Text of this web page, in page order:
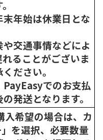
年始は休業日とな
交通事情などによ
ることがございま
ださい。
でのお支払
発送となります。
希望の場合は、カ
を選択、必要数量